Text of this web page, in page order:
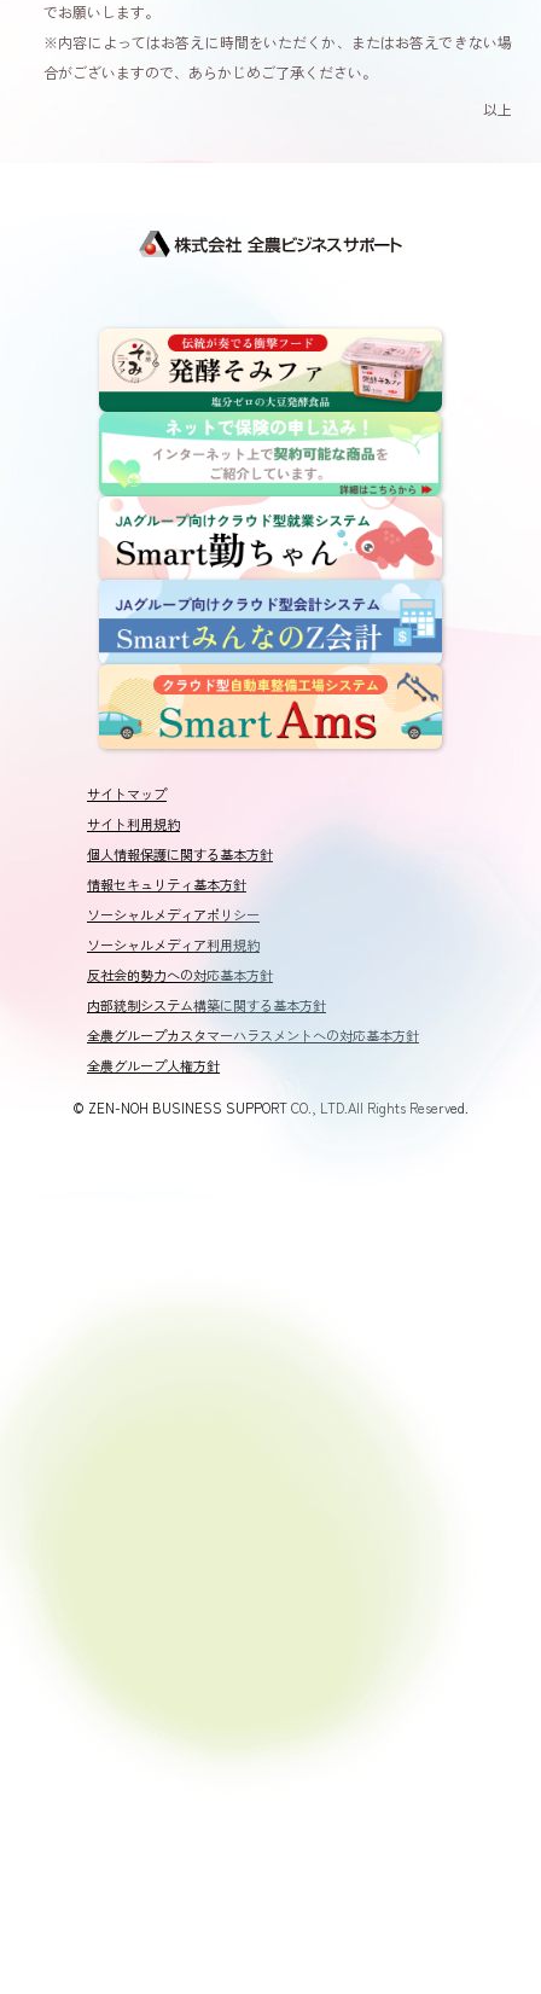
でお願いします。
※内容によってはお答えに時間をいただくか、またはお答えできない場
合がございますので、あらかじめご了承ください。
以上
サイトマップ
サイト利用規約
個人情報保護に関する基本方針
情報セキュリティ基本方針
ソーシャルメディアポリシー
ソーシャルメディア利用規約
反社会的勢力への対応基本方針
内部統制システム構築に関する基本方針
全農グループカスタマーハラスメントへの対応基本方針
全農グループ人権方針
© ZEN-NOH BUSINESS SUPPORT CO., LTD.All Rights Reserved.